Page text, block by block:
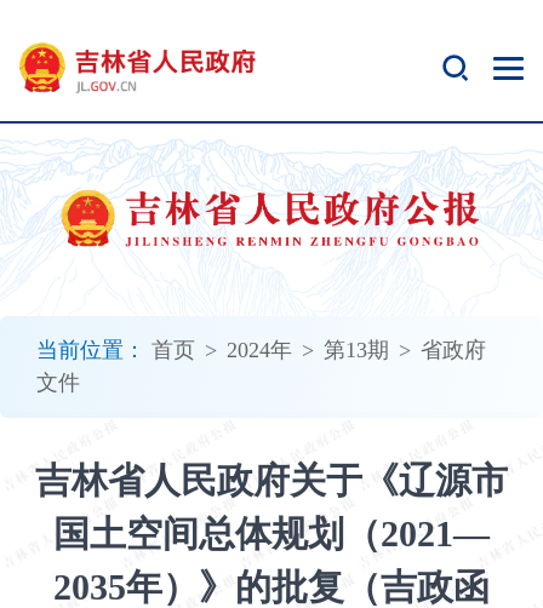
当前位置： 首页 > 2024年 > 第13期 > 省政府
文件
吉林省人民政府关于《辽源市
国土空间总体规划（2021—
2035年）》的批复（吉政函
开
无
障
碍
说
明
加